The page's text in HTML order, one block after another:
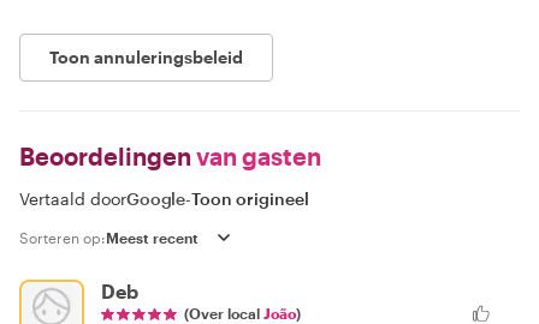
Toon annuleringsbeleid
Beoordelingen van gasten
Vertaald doorGoogle-Toon origineel
Sorteren op:
Deb
(Over local João)